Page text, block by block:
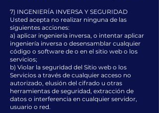
7) INGENIERÍA INVERSA Y SEGURIDAD
Usted acepta no realizar ninguna de las
siguientes acciones:
a) aplicar ingeniería inversa, o intentar aplicar
ingeniería inversa o desensamblar cualquier
código o software de o en el sitio web o los
servicios;
b) Violar la seguridad del Sitio web o los
Servicios a través de cualquier acceso no
autorizado, elusión del cifrado u otras
herramientas de seguridad, extracción de
datos o interferencia en cualquier servidor,
usuario o red.